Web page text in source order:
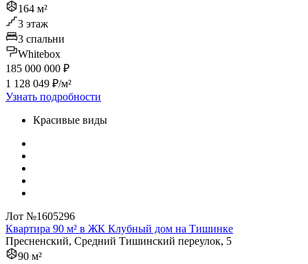
164 м²
3 этаж
3 спальни
Whitebox
185 000 000 ₽
1 128 049 ₽/м²
Узнать подробности
Красивые виды
Лот №1605296
Квартира 90 м² в ЖК Клубный дом на Тишинке
Пресненский, Средний Тишинский переулок, 5
90 м²